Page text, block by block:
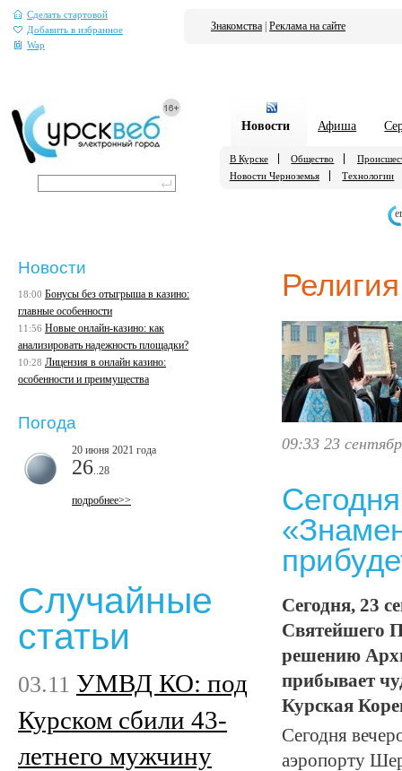
Сделать стартовой
Добавить в избранное
Wap
Знакомства Реклама на сайте
Новости Афиша
В Курске Общество
Новости Черноземья
Технологии
Религия
09:33 23
Сегодня, 23
Святейшего
решению
прибывает
Курская
Сегодня
аэропорту
Новости
18:00 Бонусы без отыгрыша в казино:
главные особенности
11:56 Новые онлайн-казино: как
анализировать надежность площадки?
10:28 Лицензия в онлайн казино:
особенности и преимущества
Погода
20 июня 2021 года
26 ..28
подробнее>>
Случайные
статьи
03.11 УМВД КО: под
Курском сбили 43-
летнего мужчину